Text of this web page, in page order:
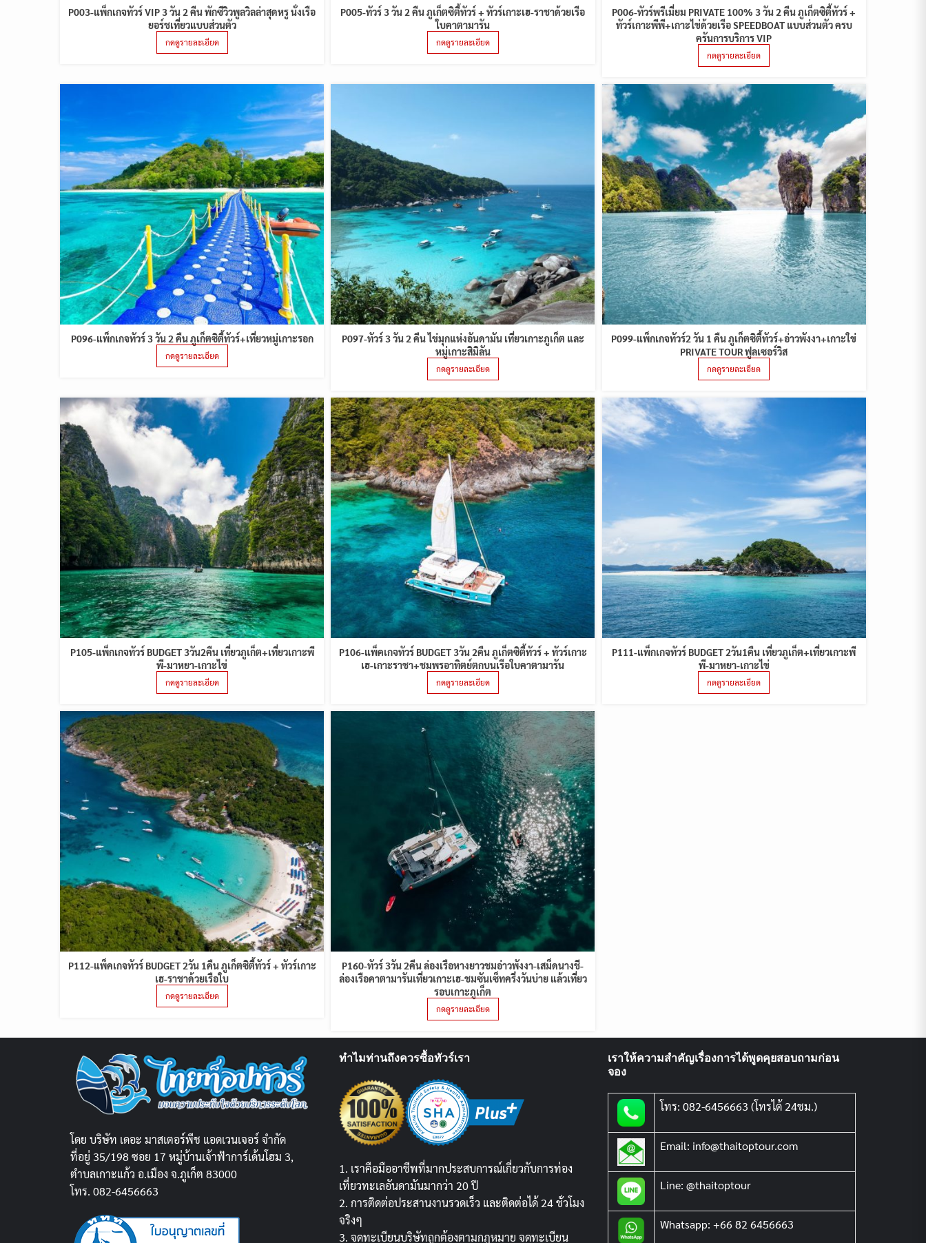
P003-แพ็กเกจทัวร์ VIP 3 วัน 2 คืน พักซีวิวพูลวิลล่าสุดหรู นั่งเรือ
ยอร์ชเที่ยวแบบส่วนตัว
กดดูรายละเอียด
P005-ทัวร์ 3 วัน 2 คืน ภูเก็ตซิตี้ทัวร์ + ทัวร์เกาะเฮ-ราชาด้วยเรือ
ใบคาตามารัน
กดดูรายละเอียด
P006-ทัวร์พรีเมี่ยม PRIVATE 100% 3 วัน 2 คืน ภูเก็ตซิตี้ทัวร์ +
ทัวร์เกาะพีพี+เกาะไข่ด้วยเรือ SPEEDBOAT แบบส่วนตัว ครบ
ครันการบริการ VIP
กดดูรายละเอียด
P096-แพ็กเกจทัวร์ 3 วัน 2 คืน ภูเก็ตซิตี้ทัวร์+เที่ยวหมู่เกาะรอก
กดดูรายละเอียด
P097-ทัวร์ 3 วัน 2 คืน ไข่มุกแห่งอันดามัน เที่ยวเกาะภูเก็ต และ
หมู่เกาะสิมิลัน
กดดูรายละเอียด
P099-แพ็กเกจทัวร์2 วัน 1 คืน ภูเก็ตซิตี้ทัวร์+อ่าวพังงา+เกาะใข่
PRIVATE TOUR ฟูลเซอร์วิส
กดดูรายละเอียด
P105-แพ็กเกจทัวร์ BUDGET 3วัน2คืน เที่ยวภูเก็ต+เที่ยวเกาะพี
พี-มาหยา-เกาะไข่
กดดูรายละเอียด
P106-แพ็คเกจทัวร์ BUDGET 3วัน 2คืน ภูเก็ตซิตี้ทัวร์ + ทัวร์เกาะ
เฮ-เกาะราชา+ชมพรอาทิตย์ตกบนเรือใบคาตามารัน
กดดูรายละเอียด
P111-แพ็กเกจทัวร์ BUDGET 2วัน1คืน เที่ยวภูเก็ต+เที่ยวเกาะพี
พี-มาหยา-เกาะไข่
กดดูรายละเอียด
P112-แพ็คเกจทัวร์ BUDGET 2วัน 1คืน ภูเก็ตซิตี้ทัวร์ + ทัวร์เกาะ
เฮ-ราชาด้วยเรือใบ
กดดูรายละเอียด
P160-ทัวร์ 3วัน 2คืน ล่องเรือหางยาวชมอ่าวพังงา-เสม็ดนางชี-
ล่องเรือคาตามารันเที่ยวเกาะเฮ-ชมซันเซ็ทครึ่งวันบ่าย แล้วเที่ยว
รอบเกาะภูเก็ต
กดดูรายละเอียด
โดย บริษัท เดอะ มาสเตอร์พีช แอดเวนเจอร์ จำกัด
ที่อยู่ 35/198 ซอย 17 หมู่บ้านเจ้าฟ้าการ์เด้นโฮม 3,
ตำบลเกาะแก้ว อ.เมือง จ.ภูเก็ต 83000
โทร. 082-6456663
ทำไมท่านถึงควรซื้อทัวร์เรา
1. เราคือมืออาชีพที่มากประสบการณ์เกี่ยวกับการท่อง
เที่ยวทะเลอันดามันมากว่า 20 ปี
2. การติดต่อประสานงานรวดเร็ว และติดต่อได้ 24 ชั่วโมง
จริงๆ
3. จดทะเบียนบริษัทถูกต้องตามกฏหมาย จดทะเบียน
เราให้ความสำคัญเรื่องการได้พูดคุยสอบถามก่อน
จอง
โทร: 082-6456663 (โทรได้ 24ชม.)
Email: info@thaitoptour.com
Line: @thaitoptour
Whatsapp: +66 82 6456663